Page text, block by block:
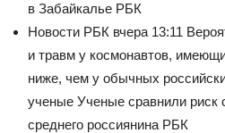
в Забайкалье РБК
Новости РБК вчера 13:11
и травм у космонавтов,
ниже, чем у обычных
ученые Ученые сравнили риск
среднего россиянина РБК